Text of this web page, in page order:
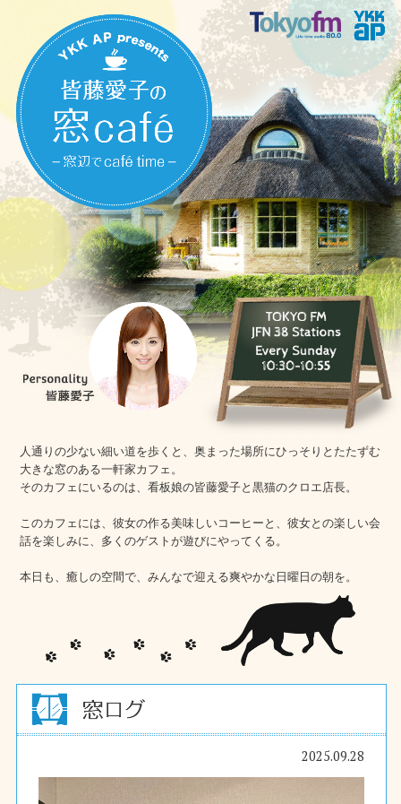
人通りの少ない細い道を歩くと、奥まった場所にひっそりとたたずむ
大きな窓のある一軒家カフェ。
そのカフェにいるのは、看板娘の皆藤愛子と黒猫のクロエ店長。
このカフェには、彼女の作る美味しいコーヒーと、彼女との楽しい会
話を楽しみに、多くのゲストが遊びにやってくる。
本日も、癒しの空間で、みんなで迎える爽やかな日曜日の朝を。
2025.09.28